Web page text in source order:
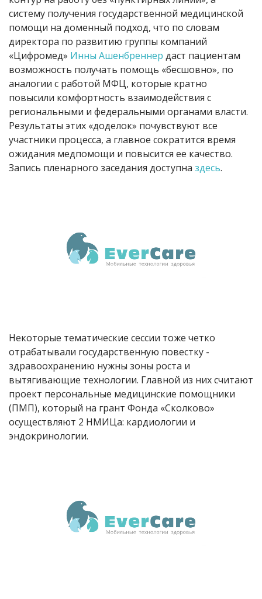
систему получения государственной медицинской
помощи на доменный подход, что по словам
директора по развитию группы компаний
«Цифромед» Инны Ашенбреннер даст пациентам
возможность получать помощь «бесшовно», по
аналогии с работой МФЦ, которые кратно
повысили комфортность взаимодействия с
региональными и федеральными органами власти.
Результаты этих «доделок» почувствуют все
участники процесса, а главное сократится время
ожидания медпомощи и повысится ее качество.
Запись пленарного заседания доступна здесь.
Некоторые тематические сессии тоже четко
отрабатывали государственную повестку -
здравоохранению нужны зоны роста и
вытягивающие технологии. Главной из них считают
проект персональные медицинские помощники
(ПМП), который на грант Фонда «Сколково»
осуществляют 2 НМИЦа: кардиологии и
эндокринологии.